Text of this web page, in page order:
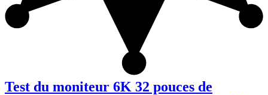
Test du moniteur 6K 32 pouces de